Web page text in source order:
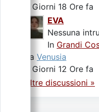
3 Giorni 18 Ore fa
EVA
Nessuna
In Grandi
da Venusia
5 Giorni 12 Ore fa
Altre discussioni »